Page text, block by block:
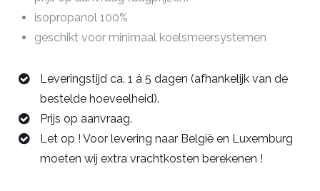
isopropanol 100%
geschikt voor minimaal koelsmeersystemen
Leveringstijd ca. 1 á 5 dagen (afhankelijk van de
bestelde hoeveelheid).
Prijs op aanvraag.
Let op ! Voor levering naar België en Luxemburg
moeten wij extra vrachtkosten berekenen !